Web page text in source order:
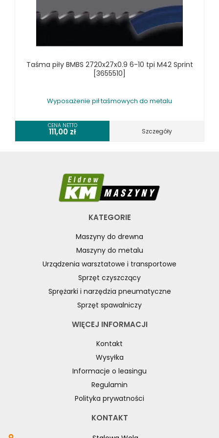
SPRĘŻARKI I NARZĘDZIA PNEUMATYCZNE
RÓŻNE OKAZJE
KOSZT DOSTAWY
Taśma piły BMBS 2720x27x0.9 6-10 tpi M42 Sprint
[3655510]
Wyposażenie pił taśmowych do metalu
CENA NETTO
111,00 zł Szczegóły
KATEGORIE
Maszyny do drewna
Maszyny do metalu
Urządzenia warsztatowe i transportowe
Sprzęt czyszczący
Sprężarki i narzędzia pneumatyczne
Sprzęt spawalniczy
WIĘCEJ INFORMACJI
Kontakt
Wysyłka
Informacje o leasingu
Regulamin
Polityka prywatności
KONTAKT